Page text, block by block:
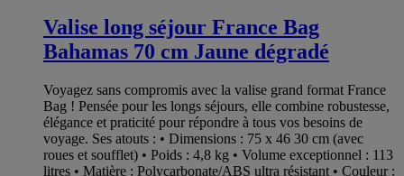
Valise long séjour France Bag
Bahamas 70 cm Jaune dégradé
Voyagez sans compromis avec la valise grand format France
Bag ! Pensée pour les longs séjours, elle combine robustesse,
élégance et praticité pour répondre à tous vos besoins de
voyage. Ses atouts : • Dimensions : 75 x 46 30 cm (avec
roues et soufflet) • Poids : 4,8 kg • Volume exceptionnel : 113
litres • Matière : Polycarbonate/ABS ultra résistant • Couleur :